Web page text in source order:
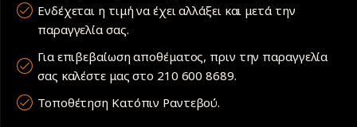
Ενδέχεται η τιμή να έχει αλλάξει και μετά την
παραγγελία σας.
Για επιβεβαίωση αποθέματος, πριν την παραγγελία
σας καλέστε μας στο 210 600 8689.
Τοποθέτηση Κατόπιν Ραντεβού.